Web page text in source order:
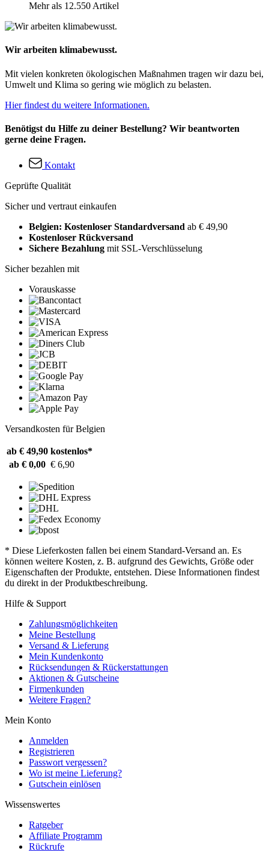
Mehr als 12.550 Artikel
Wir arbeiten klimabewusst.
Mit vielen konkreten ökologischen Maßnahmen tragen wir dazu bei,
Umwelt und Klima so gering wie möglich zu belasten.
Hier findest du weitere Informationen.
Benötigst du Hilfe zu deiner Bestellung? Wir beantworten
gerne deine Fragen.
Kontakt
Geprüfte Qualität
Sicher und vertraut einkaufen
Belgien: Kostenloser Standardversand ab € 49,90
Kostenloser Rückversand
Sichere Bezahlung mit SSL-Verschlüsselung
Sicher bezahlen mit
Vorauskasse
Versandkosten für Belgien
ab € 49,90 kostenlos*
ab € 0,00 € 6,90
* Diese Lieferkosten fallen bei einem Standard-Versand an. Es
können weitere Kosten, z. B. aufgrund des Gewichts, Größe oder
Eigenschaften der Produkte, entstehen. Diese Informationen findest
du direkt in der Produktbeschreibung.
Hilfe & Support
Zahlungsmöglichkeiten
Meine Bestellung
Versand & Lieferung
Mein Kundenkonto
Rücksendungen & Rückerstattungen
Aktionen & Gutscheine
Firmenkunden
Weitere Fragen?
Mein Konto
Anmelden
Registrieren
Passwort vergessen?
Wo ist meine Lieferung?
Gutschein einlösen
Wissenswertes
Ratgeber
Affiliate Programm
Rückrufe